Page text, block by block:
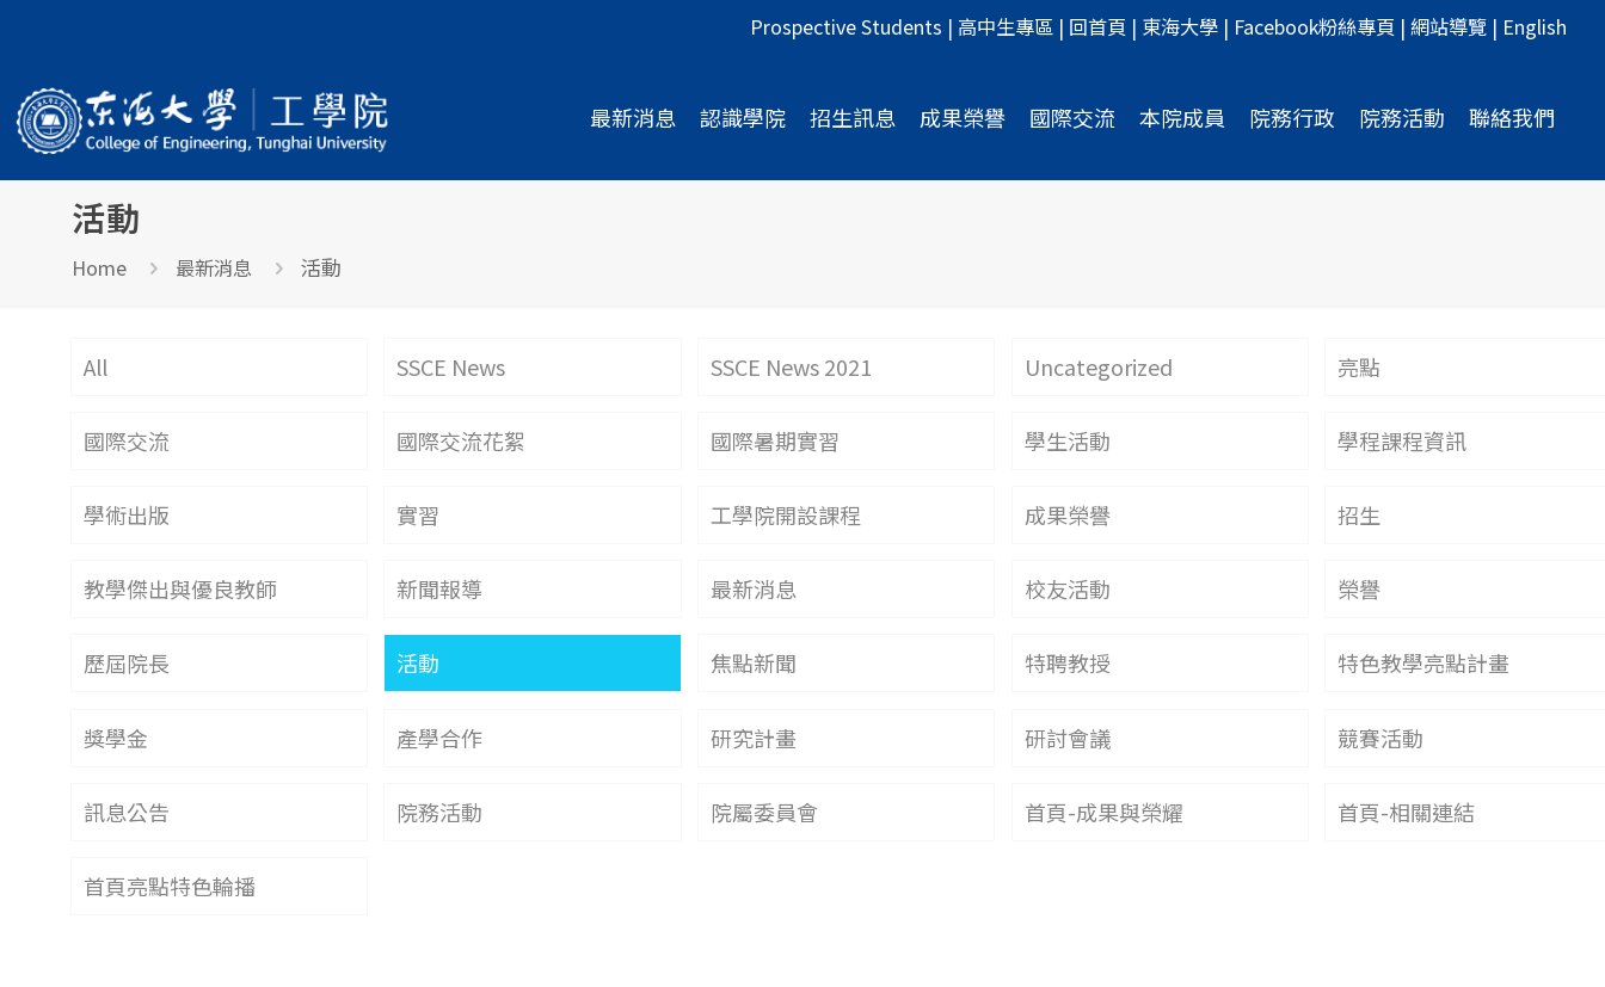
Prospective Students | 高中生專區 | 回首頁 | 東海大學 | Facebook粉絲專頁 | 網站導覽 | English
最新消息 認識學院 招生訊息 成果榮譽 國際交流 本院成員 院務行政 院務活動 聯絡我們
活動
Home 最新消息 活動
All SSCE News SSCE News 2021 Uncategorized 亮點
國際交流 國際交流花絮 國際暑期實習 學生活動 學程課程資訊
學術出版 實習 工學院開設課程 成果榮譽 招生
教學傑出與優良教師 新聞報導 最新消息 校友活動 榮譽
歷屆院長 活動 焦點新聞 特聘教授 特色教學亮點計畫
獎學金 產學合作 研究計畫 研討會議 競賽活動
訊息公告 院務活動 院屬委員會 首頁-成果與榮耀 首頁-相關連結
首頁亮點特色輪播